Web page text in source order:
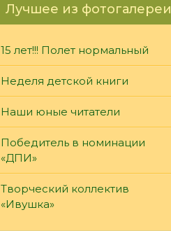
Лучшее из фотогалереи
15 лет!!! Полет нормальный
Неделя детской книги
Наши юные читатели
Победитель в номинации
«ДПИ»
Творческий коллектив
«Ивушка»